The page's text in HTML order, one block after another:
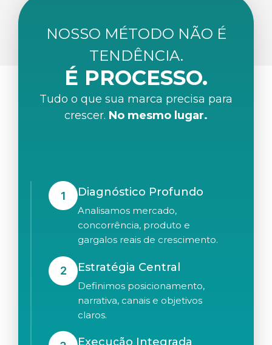
NOSSO MÉTODO NÃO É
TENDÊNCIA.
É PROCESSO.
Tudo o que sua marca precisa para
crescer. No mesmo lugar.
1 Diagnóstico Profundo
Analisamos mercado,
concorrência, produto e
gargalos reais de crescimento.
2 Estratégia Central
Definimos posicionamento,
narrativa, canais e objetivos
claros.
Execução Integrada